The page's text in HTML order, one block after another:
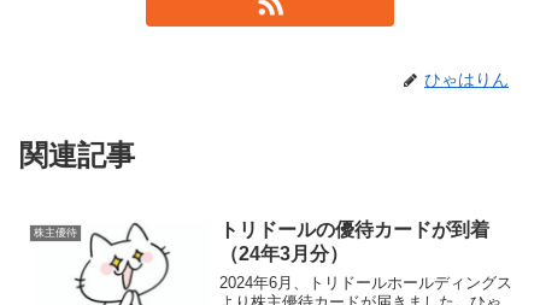
ひゃはりん
関連記事
株主優待
トリドールの優待カードが到着
（24年3月分）
2024年6月、トリドールホールディングス